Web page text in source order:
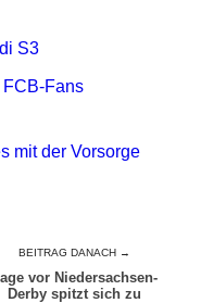
S3
FCB-Fans
mit der Vorsorge
BEITRAG DANACH →
vor Niedersachsen-
Derby spitzt sich zu